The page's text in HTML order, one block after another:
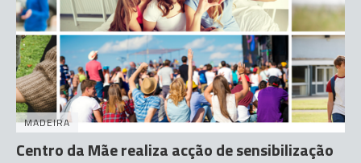
MADEIRA
Centro da Mãe realiza acção de sensibilização